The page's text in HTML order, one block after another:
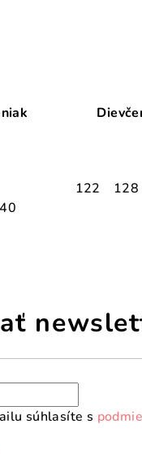
122
128
súhlasíte s